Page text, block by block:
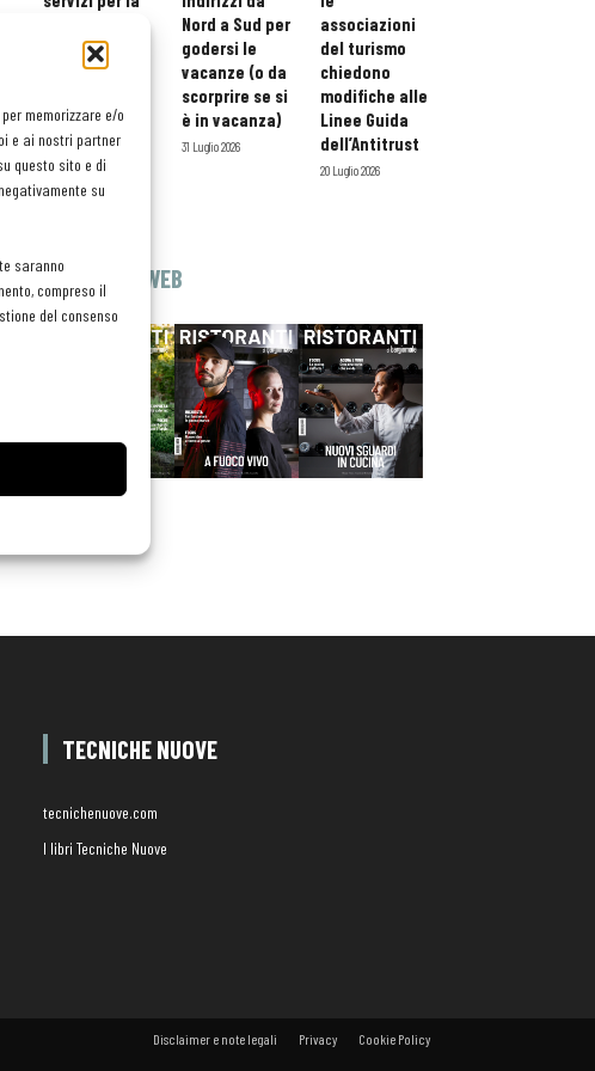
memorizzare e/o
e ai nostri partner
questo sito e di
su
saranno
compreso il
del consenso
orario esteso
e tessera
professionisti
HoReCa
29 Luglio 2026
Nord a Sud per
godersi le
vacanze (o da
scorprire se si
è in vacanza)
31 Luglio 2026
associazioni
del turismo
chiedono
modifiche alle
Linee Guida
dell’Antitrust
20 Luglio 2026
EDICOLA WEB
TECNICHE NUOVE
tecnichenuove.com
I libri Tecniche Nuove
Disclaimer e note legali Privacy Cookie Policy